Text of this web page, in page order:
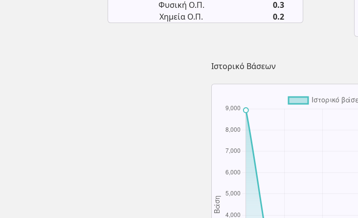
Φυσική Ο.Π.
0.3
Χημεία Ο.Π.
0.2
Ιστορικό Βάσεων